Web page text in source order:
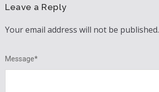
Leave a Reply
Your email address will not be published.
Message*